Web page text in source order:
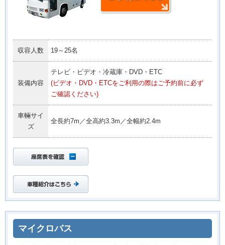
収容人数 19～25名
装備内容
テレビ・ビデオ・冷蔵庫・DVD・ETC
(ビデオ・DVD・ETCをご利用の際はご予約前に必ず
ご確認ください)
車輛サイ
ズ
全長約7m／全高約3.3m／全幅約2.4m
マイクロバス